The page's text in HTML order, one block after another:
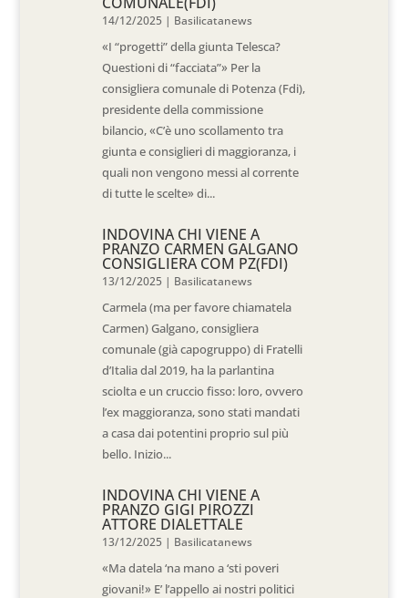
14/12/2025 | Basilicatanews
«I “progetti” della giunta Telesca?
Questioni di “facciata”» Per la
consigliera comunale di Potenza (Fdi),
presidente della commissione
bilancio, «C’è uno scollamento tra
giunta e consiglieri di maggioranza, i
quali non vengono messi al corrente
di tutte le scelte» di...
INDOVINA CHI VIENE A
PRANZO CARMEN GALGANO
CONSIGLIERA COM PZ(FDI)
13/12/2025 | Basilicatanews
Carmela (ma per favore chiamatela
Carmen) Galgano, consigliera
comunale (già capogruppo) di Fratelli
d’Italia dal 2019, ha la parlantina
sciolta e un cruccio fisso: loro, ovvero
l’ex maggioranza, sono stati mandati
a casa dai potentini proprio sul più
bello. Inizio...
INDOVINA CHI VIENE A
PRANZO GIGI PIROZZI
ATTORE DIALETTALE
13/12/2025 | Basilicatanews
«Ma datela ‘na mano a ‘sti poveri
giovani!» E’ l’appello ai nostri politici